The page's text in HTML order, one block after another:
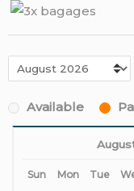
Available
Sun Mon Tue